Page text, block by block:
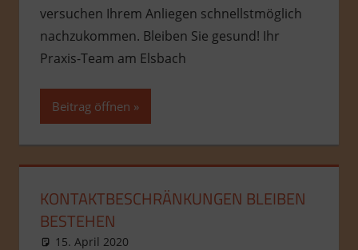
versuchen Ihrem Anliegen schnellstmöglich
nachzukommen. Bleiben Sie gesund! Ihr
Praxis-Team am Elsbach
Beitrag öffnen
KONTAKTBESCHRÄNKUNGEN BLEIBEN
BESTEHEN
15. April 2020